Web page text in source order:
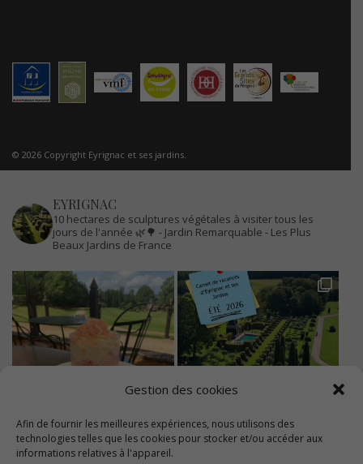
Gestion des cookies
Afin de fournir les meilleures expériences, nous utilisons des
technologies telles que les cookies pour stocker et/ou accéder aux
informations relatives à l'appareil.
© 2026 Copyright Eyrignac et ses jardins.
EYRIGNAC
10 hectares de sculptures végétales à visiter tous les
jours de l'année 🌿🌳 - Jardin Remarquable - Les Plus
Beaux Jardins de France